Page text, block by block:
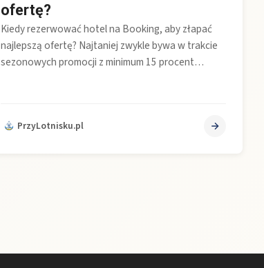
ofertę?
Kiedy rezerwować hotel na Booking, aby złapać
najlepszą ofertę? Najtaniej zwykle bywa w trakcie
sezonowych promocji z minimum 15 procent…
PrzyLotnisku.pl